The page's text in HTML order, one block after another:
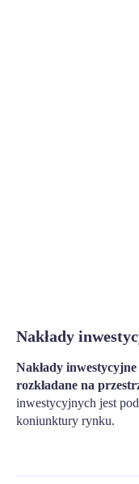
Nakłady
Nakłady
rozkładane na
inwestycyjnych jest
koniunktury rynku.